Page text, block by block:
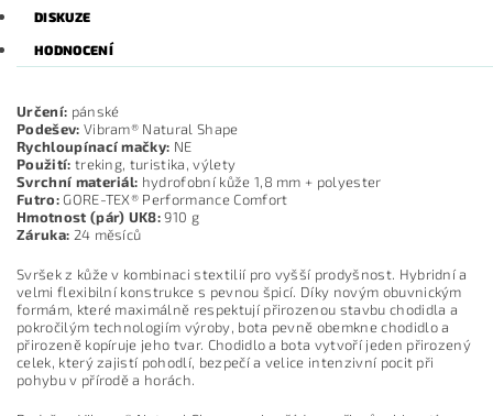
DISKUZE
HODNOCENÍ
Určení: pánské
Podešev: Vibram® Natural Shape
Rychloupínací mačky: NE
Použití: treking, turistika, výlety
Svrchní materiál: hydrofobní kůže 1,8 mm + polyester
Futro:GORE-TEX® Performance Comfort
Hmotnost (pár) UK8:910 g
Záruka: 24 měsíců
Svršek z kůže v kombinaci stextilií pro vyšší prodyšnost. Hybridní a
velmi flexibilní konstrukce s pevnou špicí. Díky novým obuvnickým
formám, které maximálně respektují přirozenou stavbu chodidla a
pokročilým technologiím výroby, bota pevně obemkne chodidlo a
přirozeně kopíruje jeho tvar. Chodidlo a bota vytvoří jeden přirozený
celek, který zajistí pohodlí, bezpečí a velice intenzivní pocit při
pohybu v přírodě a horách.